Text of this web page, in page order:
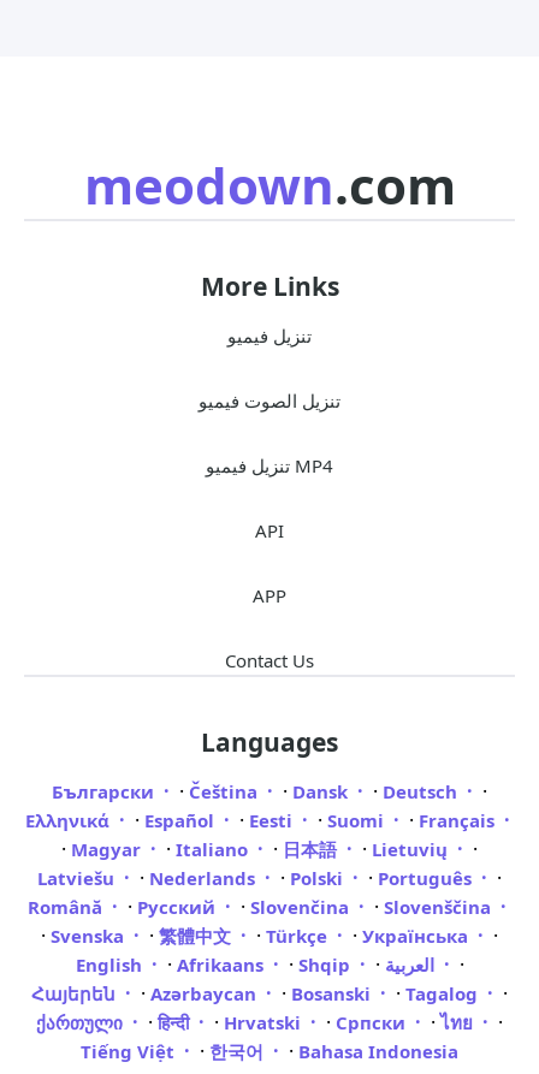
meodown.com
More Links
تنزيل فيميو
تنزيل الصوت فيميو
تنزيل فيميو MP4
API
APP
Contact Us
Languages
Български · Čeština · Dansk · Deutsch ·
Ελληνικά · Español · Eesti · Suomi · Français
· Magyar · Italiano · 日本語 · Lietuvių ·
Latviešu · Nederlands · Polski · Português ·
Română · Русский · Slovenčina · Slovenščina
· Svenska · 繁體中文 · Türkçe · Українська ·
English · Afrikaans · Shqip · العربية ·
Հայերեն · Azərbaycan · Bosanski · Tagalog ·
ქართული · हिन्दी · Hrvatski · Српски ·ไทย ·
Tiếng Việt · 한국어 · Bahasa Indonesia